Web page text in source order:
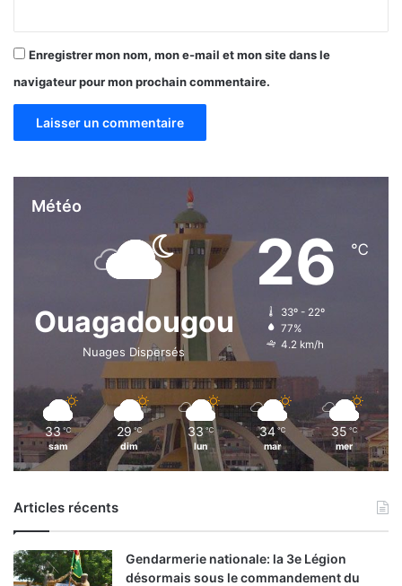
Enregistrer mon nom, mon e-mail et mon site dans le
navigateur pour mon prochain commentaire.
Météo
Ouagadougou
Nuages Dispersés
26 ℃
33º - 22º
77%
4.2 km/h
33 ℃
sam
29 ℃
dim
33 ℃
lun
34 ℃
mar
35 ℃
mer
Articles récents
Gendarmerie nationale: la 3e Légion
désormais sous le commandement du